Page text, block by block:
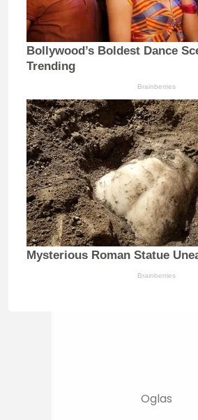
Bollywood’s Boldest Dance
Trending
Brainberries
Mysterious Roman Statue
Brainberries